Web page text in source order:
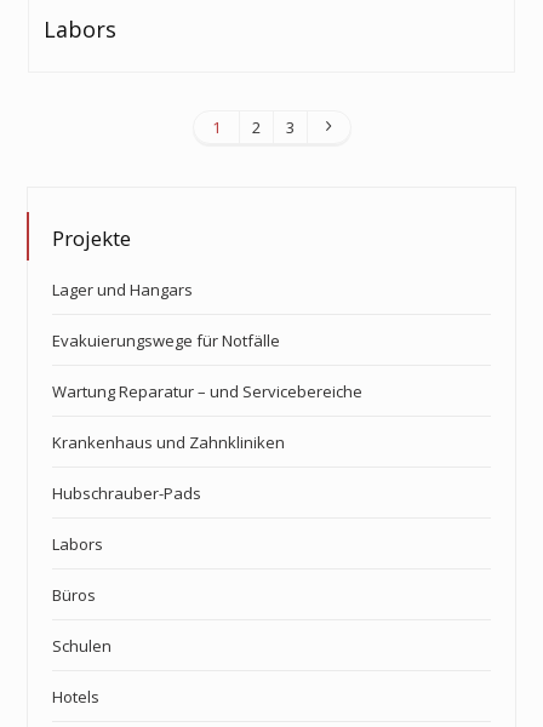
Labors
1 2 3
Projekte
Lager und Hangars
Evakuierungswege für Notfälle
Wartung Reparatur – und Servicebereiche
Krankenhaus und Zahnkliniken
Hubschrauber-Pads
Labors
Büros
Schulen
Hotels